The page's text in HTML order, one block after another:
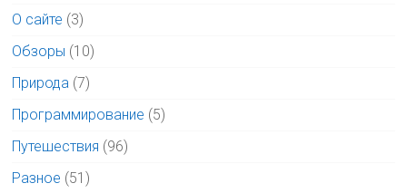
О сайте (3)
Обзоры (10)
Природа (7)
Программирование (5)
Путешествия (96)
Разное (51)